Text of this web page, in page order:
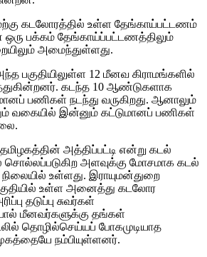
கடலோரத்தில் உள்ள தேங்காய்பட்டணம்
ஒரு பக்கம் தேங்காய்ப்பட்டணத்திலும்
அமைந்துள்ளது.
பகுதியிலுள்ள 12 மீனவ கிராமங்களில்
கடந்த 10 ஆண்டுகளாக
பணிகள் நடந்து வருகிறது. ஆனாலும்
வகையில் இன்னும் கட்டுமானப் பணிகள்
அத்திப்பட்டி என்று கடல்
அளவுக்கு மோசமாக கடல்
நிலையில் உள்ளது. இராயுமன்துறை
உள்ள அனைத்து கடலோர
தடுப்பு சுவர்கள்
மீனவர்களுக்கு தங்கள்
தொழில்செய்யப் போகமுடியாத
நம்பியுள்ளனர்.